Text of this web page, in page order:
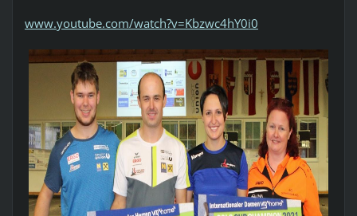
www.youtube.com/watch?v=Kbzwc4hY0i0